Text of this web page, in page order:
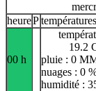
heureP
00 h
19.2
pluie : 0
nuages : 0
humidité :